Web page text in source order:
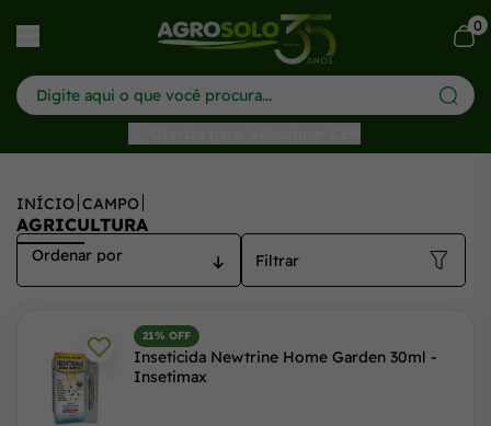
0
INÍCIO CAMPO
AGRICULTURA
Filtrar
21% OFF
Inseticida Newtrine Home Garden 30ml -
Insetimax